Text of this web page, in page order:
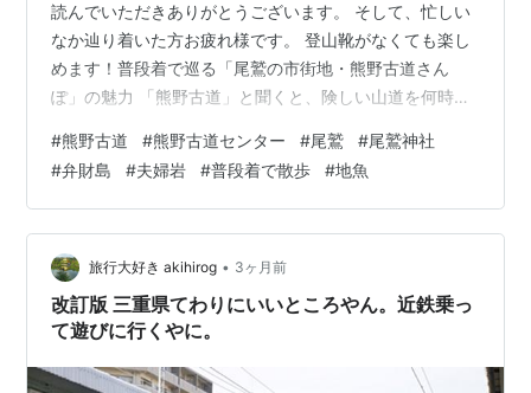
読んでいただきありがとうございます。 そして、忙しい
なか辿り着いた方お疲れ様です。 登山靴がなくても楽し
めます！普段着で巡る「尾鷲の市街地・熊野古道さん
ぽ」の魅力 「熊野古道」と聞くと、険しい山道を何時間
し、尾鷲（おわせ）の市街地を通り抜けるルートは、普
段着とスニーカーで気軽に世界遺産の雰囲気を感じられ
る、おすすめのエリアです。 今回は、午前9時半に尾鷲
神社を出発し、歴史ある町並み、干潮時だけの絶景、そ
して本場の海の幸を堪能する、大満足の半日お散歩ルー
ト（実体験ベース）をご紹介します。 AM 9…
#熊野古道 #熊野古道センター #尾鷲 #尾鷲神社
#弁財島 #夫婦岩 #普段着で散歩 #地魚
旅行大好き akihirog • 3ヶ月前
改訂版 三重県てわりにいいところやん。近鉄乗っ
て遊びに行くやに。